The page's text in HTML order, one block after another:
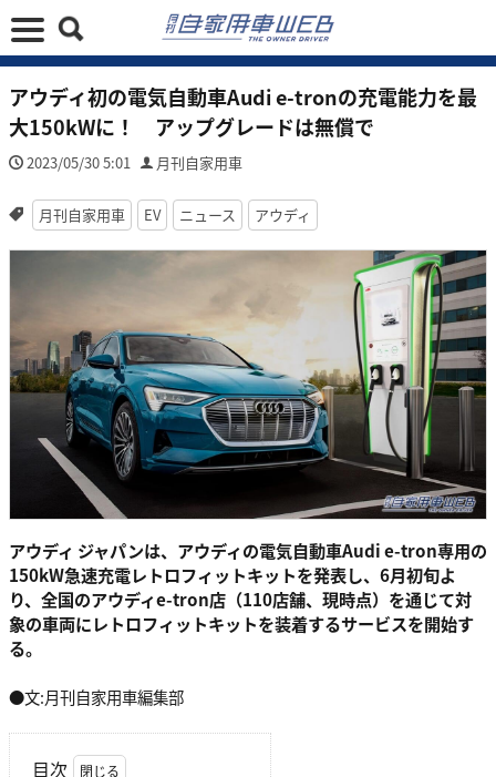
アウディ初の電気自動車Audi e-tronの充電能力を最
大150kWに！ アップグレードは無償で
2023/05/30 5:01 月刊自家用車
月刊自家用車 EV ニュース アウディ
アウディ ジャパンは、アウディの電気自動車Audi e-tron専用の
150kW急速充電レトロフィットキットを発表し、6月初旬よ
り、全国のアウディe-tron店（110店舗、現時点）を通じて対
象の車両にレトロフィットキットを装着するサービスを開始す
る。
●文:月刊自家用車編集部
目次